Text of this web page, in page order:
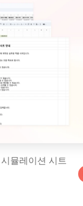
뮬레이션 시트